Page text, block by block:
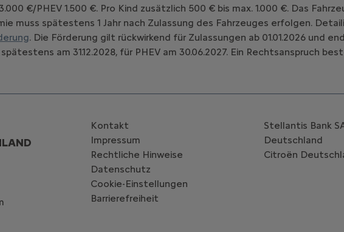
€/PHEV 1.500 €. Pro Kind zusätzlich 500 € bis max. 1.000 €. Das
muss spätestens 1 Jahr nach Zulassung des Fahrzeuges erfolgen.
. Die Förderung gilt rückwirkend für Zulassungen ab 01.01.2026 und
am 31.12.2028, für PHEV am 30.06.2027. Ein Rechtsanspruch
Kontakt
Impressum
Rechtliche Hinweise
Datenschutz
Cookie-Einstellungen
Barrierefreiheit
Stellantis Bank
Deutschland
Citroën‎